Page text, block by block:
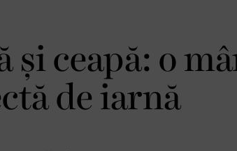
și ceapă: o
de iarnă